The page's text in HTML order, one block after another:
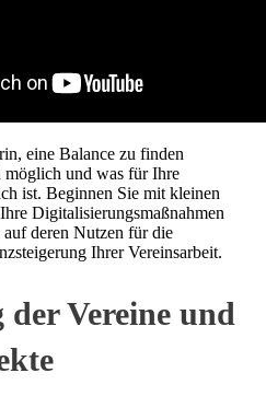
eine Balance zu finden
möglich und was für Ihre
ist. Beginnen Sie mit kleinen
Digitalisierungsmaßnahmen
deren Nutzen für die
Ihrer Vereinsarbeit.
Vereine und